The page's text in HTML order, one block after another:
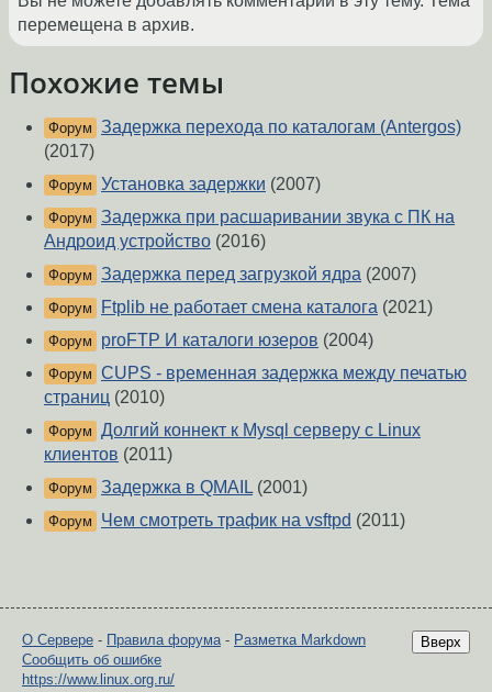
перемещена в архив.
Похожие темы
Форум Задержка перехода по каталогам (Antergos)
(2017)
Форум Установка задержки (2007)
Форум Задержка при расшаривании звука с ПК на
Андроид устройство (2016)
Форум Задержка перед загрузкой ядра (2007)
Форум Ftplib не работает смена каталога (2021)
Форум proFTP И каталоги юзеров (2004)
Форум CUPS - временная задержка между печатью
страниц (2010)
Форум Долгий коннект к Mysql серверу с Linux
клиентов (2011)
Форум Задержка в QMAIL (2001)
Форум Чем смотреть трафик на vsftpd (2011)
Вверх
О Сервере - Правила форума- Разметка Markdown
Сообщить об ошибке
https://www.linux.org.ru/